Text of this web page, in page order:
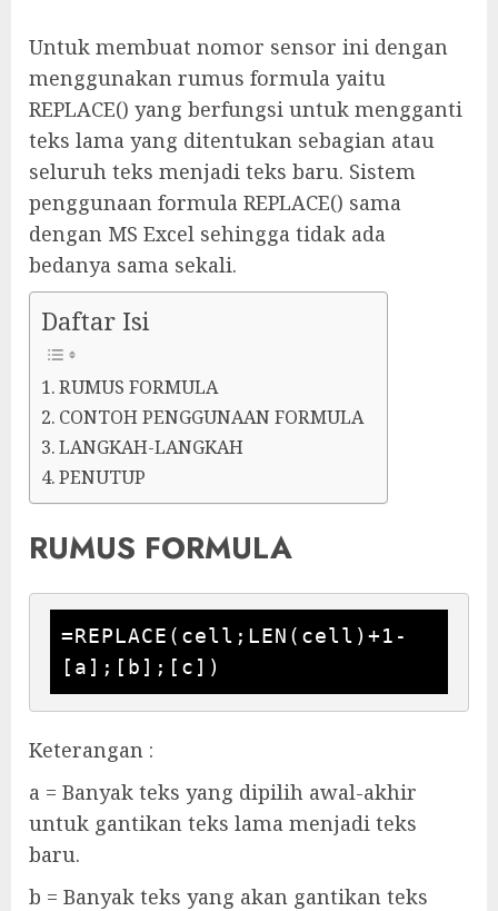
Untuk membuat nomor sensor ini dengan
menggunakan rumus formula yaitu
REPLACE() yang berfungsi untuk mengganti
teks lama yang ditentukan sebagian atau
seluruh teks menjadi teks baru. Sistem
penggunaan formula REPLACE() sama
dengan MS Excel sehingga tidak ada
bedanya sama sekali.
Daftar Isi
RUMUS FORMULA
CONTOH PENGGUNAAN FORMULA
LANGKAH-LANGKAH
PENUTUP
RUMUS FORMULA
=REPLACE(cell;LEN(cell)+1-
[a];[b];[c])
Keterangan :
a = Banyak teks yang dipilih awal-akhir
untuk gantikan teks lama menjadi teks
baru.
b = Banyak teks yang akan gantikan teks